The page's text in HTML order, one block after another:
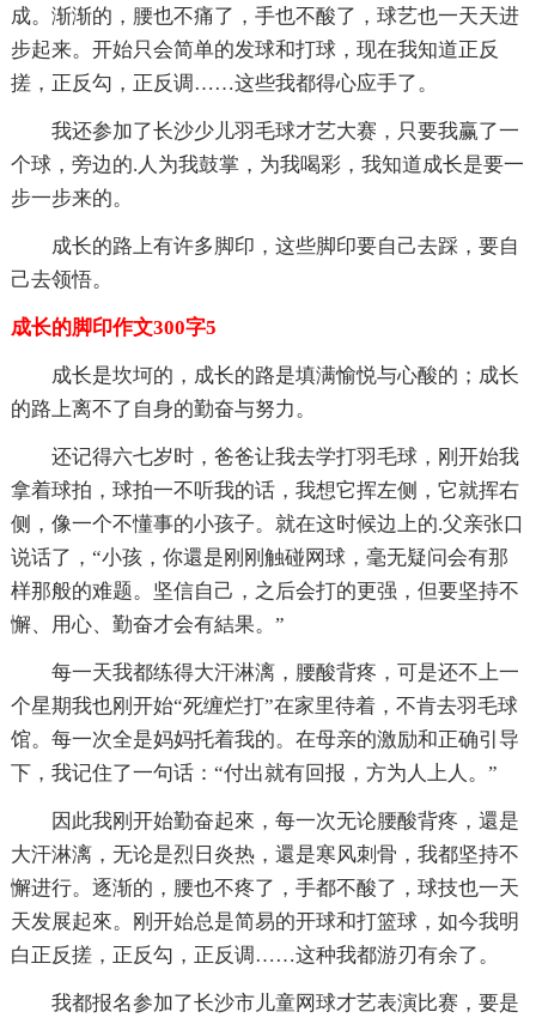
成。渐渐的，腰也不痛了，手也不酸了，球艺也一天天进
步起来。开始只会简单的发球和打球，现在我知道正反
搓，正反勾，正反调……这些我都得心应手了。
我还参加了长沙少儿羽毛球才艺大赛，只要我赢了一
个球，旁边的.人为我鼓掌，为我喝彩，我知道成长是要一
步一步来的。
成长的路上有许多脚印，这些脚印要自己去踩，要自
己去领悟。
成长的脚印作文300字5
成长是坎坷的，成长的路是填满愉悦与心酸的；成长
的路上离不了自身的勤奋与努力。
还记得六七岁时，爸爸让我去学打羽毛球，刚开始我
拿着球拍，球拍一不听我的话，我想它挥左侧，它就挥右
侧，像一个不懂事的小孩子。就在这时候边上的.父亲张口
说话了，“小孩，你還是刚刚触碰网球，毫无疑问会有那
样那般的难题。坚信自己，之后会打的更强，但要坚持不
懈、用心、勤奋才会有結果。”
每一天我都练得大汗淋漓，腰酸背疼，可是还不上一
个星期我也刚开始“死缠烂打”在家里待着，不肯去羽毛球
馆。每一次全是妈妈托着我的。在母亲的激励和正确引导
下，我记住了一句话：“付出就有回报，方为人上人。”
因此我刚开始勤奋起來，每一次无论腰酸背疼，還是
大汗淋漓，无论是烈日炎热，還是寒风刺骨，我都坚持不
懈进行。逐渐的，腰也不疼了，手都不酸了，球技也一天
天发展起來。刚开始总是简易的开球和打篮球，如今我明
白正反搓，正反勾，正反调……这种我都游刃有余了。
我都报名参加了长沙市儿童网球才艺表演比赛，要是